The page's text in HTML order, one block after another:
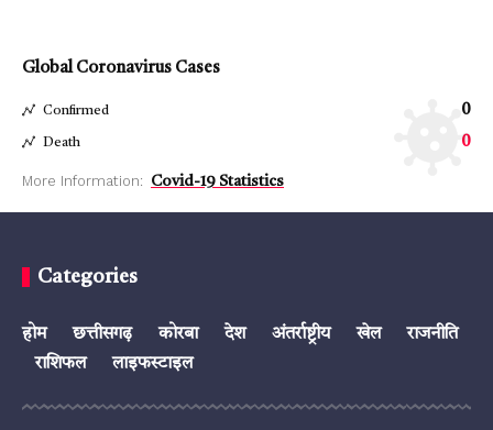
Global Coronavirus Cases
Confirmed 0
Death 0
More Information: Covid-19 Statistics
Categories
होम छत्तीसगढ़ कोरबा देश अंतर्राष्ट्रीय खेल
राजनीति
राशिफल
लाइफस्टाइल